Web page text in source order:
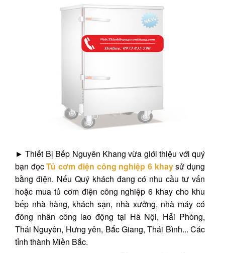
► Thiết Bị Bếp Nguyên Khang vừa giới thiệu với quý
bạn đọcTủ cơm điện công nghiệp 6 khaysử dụng
bằng điện. Nếu Quý khách đang có nhu cầu tư vấn
hoặc mua tủ cơm điện công nghiệp 6 khay cho khu
bếp nhà hàng, khách sạn, nhà xưởng, nhà máy có
đông nhân công lao động tại Hà Nội, Hải Phòng,
Thái Nguyên, Hưng yên, Bắc Giang, Thái Bình... Các
tỉnh thành Miền Bắc.